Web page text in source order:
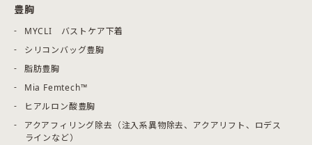
豊胸
MYCLI バストケア下着
シリコンバッグ豊胸
脂肪豊胸
Mia Femtech™
ヒアルロン酸豊胸
アクアフィリング除去（注入系異物除去、アクアリフト、ロデス
ラインなど）